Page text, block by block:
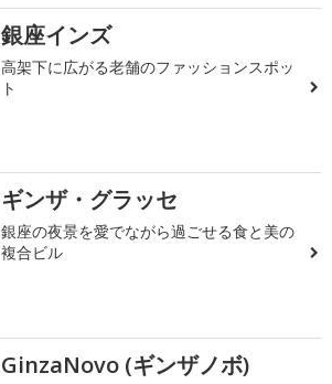
銀座インズ
高架下に広がる老舗のファッションスポッ
ト
ギンザ・グラッセ
銀座の夜景を愛でながら過ごせる食と美の
複合ビル
GinzaNovo (ギンザノボ)